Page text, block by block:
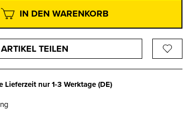
IN DEN WARENKORB
ARTIKEL TEILEN
Lieferzeit nur1-3 Werktage(DE)